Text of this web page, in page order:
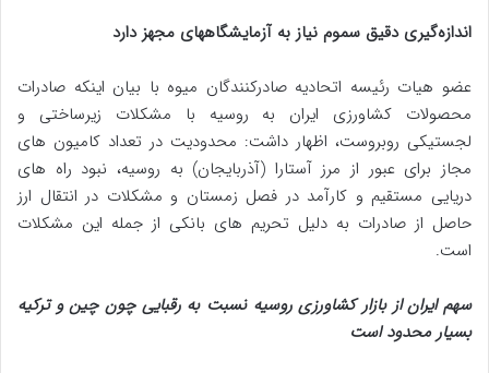
اندازه‌گیری دقیق سموم نیاز به آزمایشگاههای مجهز دارد
عضو هیات‌ رئیسه اتحادیه صادرکنندگان میوه با بیان اینکه صادرات
محصولات کشاورزی ایران به روسیه با مشکلات زیرساختی و
لجستیکی روبروست، اظهار داشت: محدودیت در تعداد کامیون‌ های
مجاز برای عبور از مرز آستارا (آذربایجان) به روسیه، نبود راه‌ های
دریایی مستقیم و کارآمد در فصل زمستان و مشکلات در انتقال ارز
حاصل از صادرات به دلیل تحریم‌ های بانکی از جمله این مشکلات
است.
سهم ایران از بازار کشاورزی روسیه نسبت به رقبایی چون چین و ترکیه
بسیار محدود است